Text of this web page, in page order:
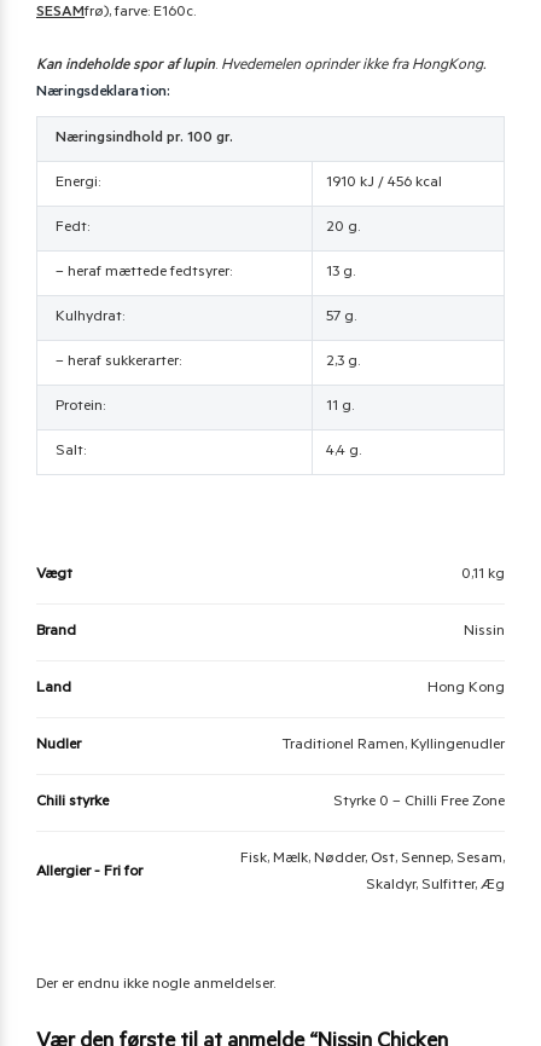
SESAMfrø), farve: E160c.
Kan indeholde spor af lupin. Hvedemelen oprinder ikke fra HongKong.
Næringsdeklaration:
Næringsindhold pr. 100 gr.
Energi: 1910 kJ / 456 kcal
Fedt: 20 g.
– heraf mættede fedtsyrer: 13 g.
Kulhydrat: 57 g.
– heraf sukkerarter: 2,3 g.
Protein: 11 g.
Salt: 4,4 g.
Vægt 0,11 kg
Brand Nissin
Land Hong Kong
Nudler Traditionel Ramen, Kyllingenudler
Chili styrke Styrke 0 – Chilli Free Zone
Allergier - Fri for
Fisk, Mælk, Nødder, Ost, Sennep, Sesam,
Skaldyr, Sulfitter, Æg
Der er endnu ikke nogle anmeldelser.